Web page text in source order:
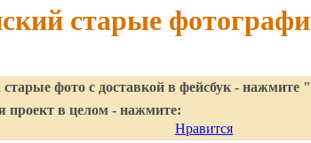
старые
фото с доставкой в фейсбук - нажмите
проект в целом - нажмите:
Нравится